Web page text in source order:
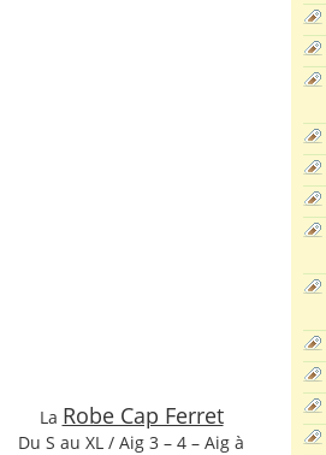
La Robe Cap Ferret
Du S au XL / Aig 3 – 4 – Aig à